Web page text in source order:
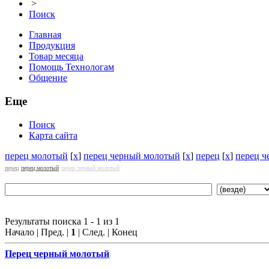
>
Поиск
Главная
Продукция
Товар месяца
Помощь Технологам
Общение
Еще
Поиск
Карта сайта
перец молотый [x] перец черный молотый [x] перец [x] перец
перец перец молотый перец черный молотый
Результаты поиска 1 - 1 из 1
Начало | Пред. | 1 | След. | Конец
Перец черный молотый